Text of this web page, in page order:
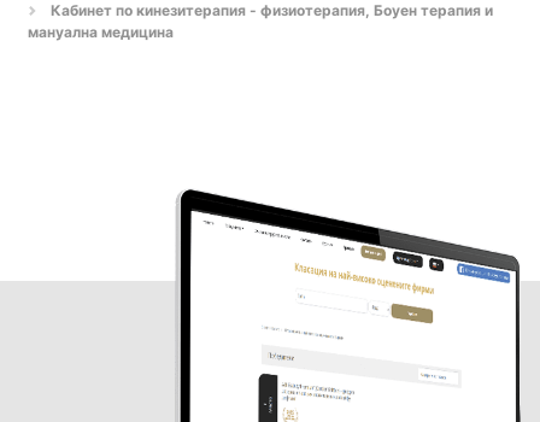
Кабинет по кинезитерапия - физиотерапия, Боуен терапия и
мануална медицина